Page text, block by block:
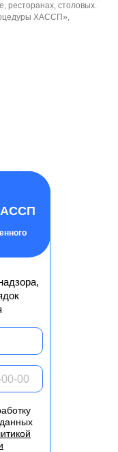
ресторанах, столовых.
ХАССП»,